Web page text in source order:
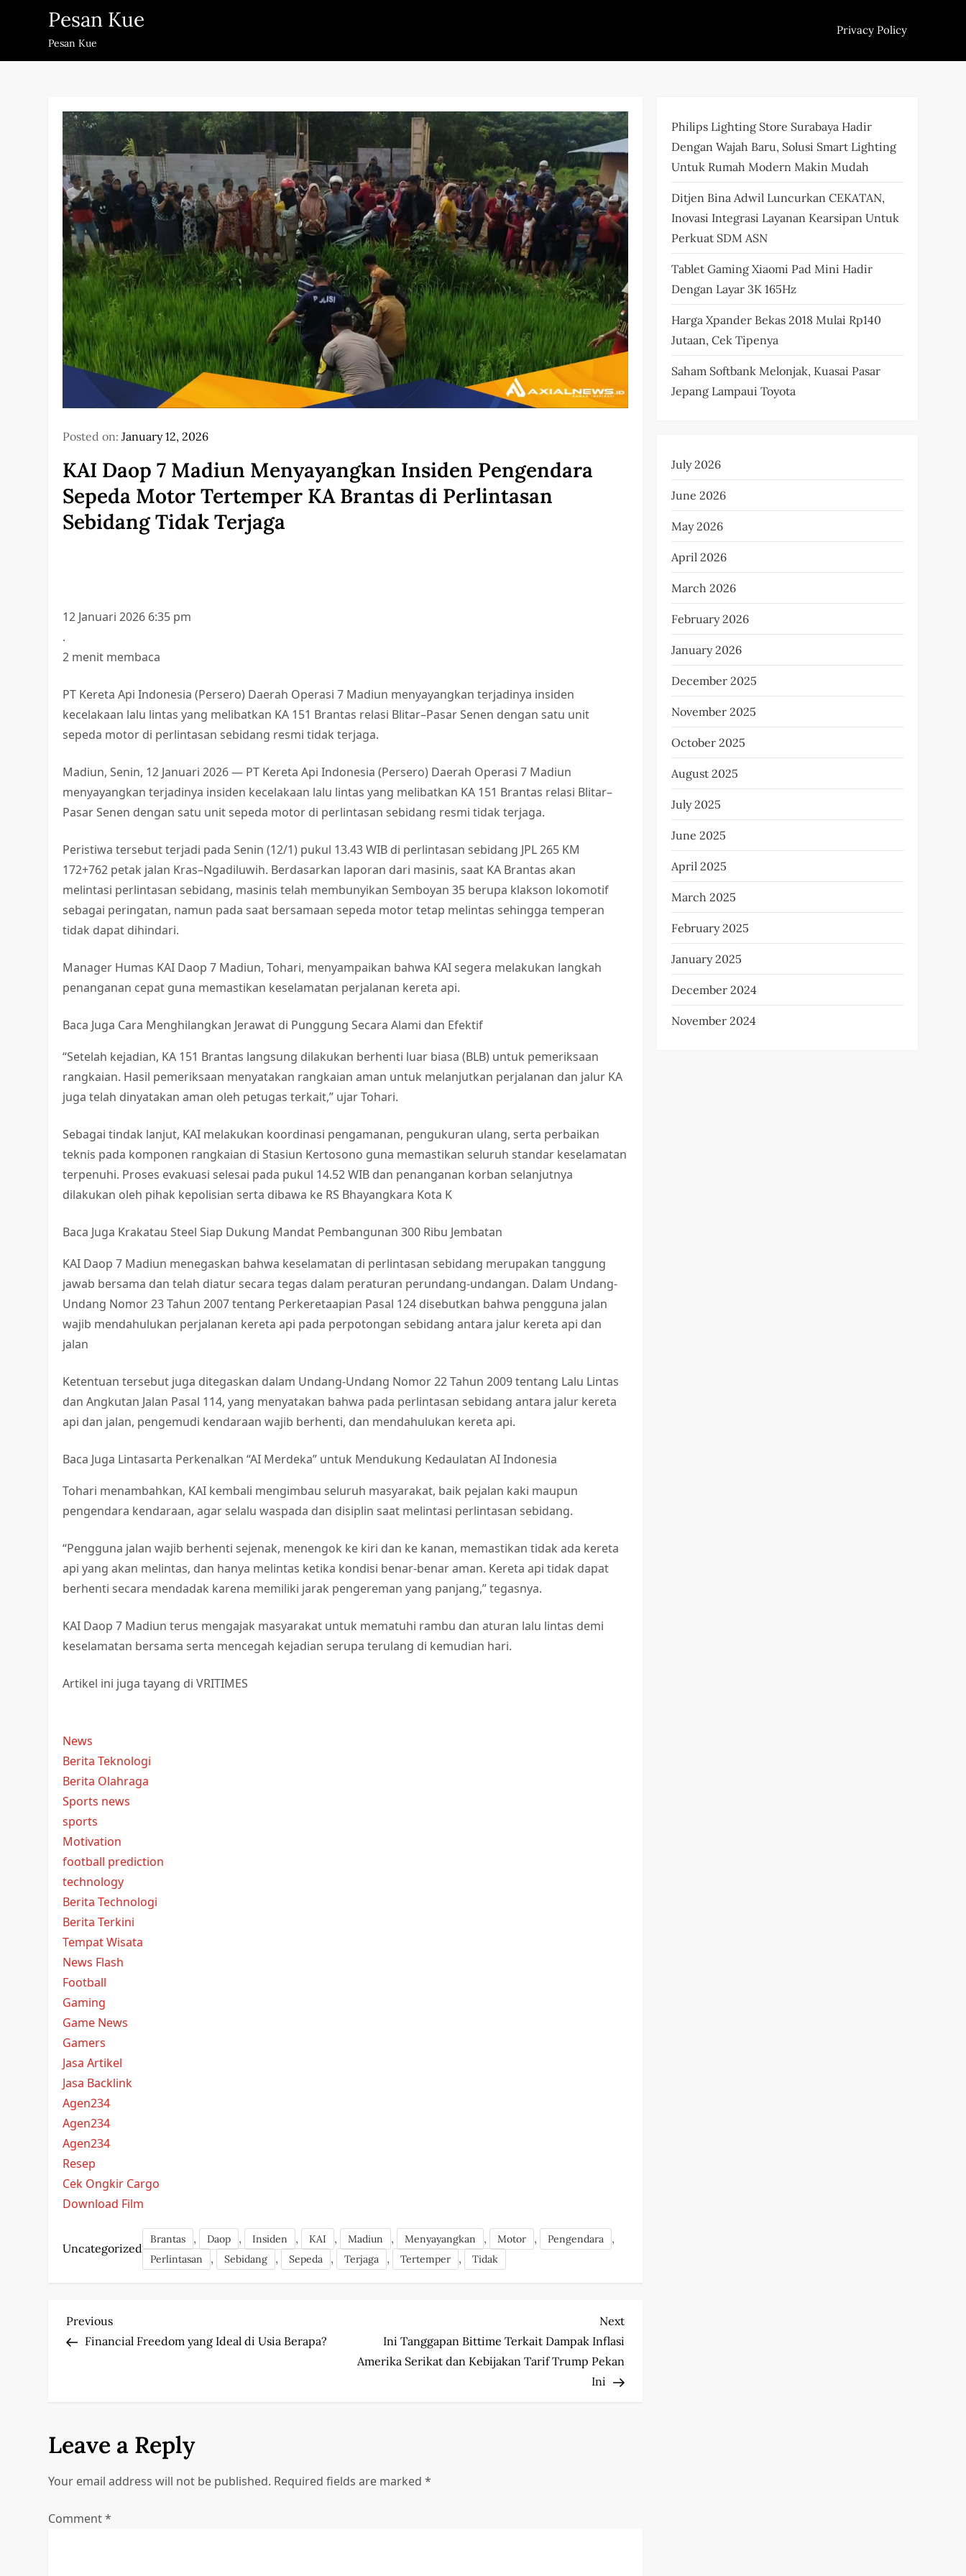
Pesan Kue
Pesan Kue
Privacy Policy
Posted on:January 12, 2026
KAI Daop 7 Madiun Menyayangkan Insiden Pengendara
Sepeda Motor Tertemper KA Brantas di Perlintasan
Sebidang Tidak Terjaga
12 Januari 2026 6:35 pm
.
2 menit membaca
PT Kereta Api Indonesia (Persero) Daerah Operasi 7 Madiun menyayangkan terjadinya insiden
kecelakaan lalu lintas yang melibatkan KA 151 Brantas relasi Blitar–Pasar Senen dengan satu unit
sepeda motor di perlintasan sebidang resmi tidak terjaga.
Madiun, Senin, 12 Januari 2026 — PT Kereta Api Indonesia (Persero) Daerah Operasi 7 Madiun
menyayangkan terjadinya insiden kecelakaan lalu lintas yang melibatkan KA 151 Brantas relasi Blitar–
Pasar Senen dengan satu unit sepeda motor di perlintasan sebidang resmi tidak terjaga.
Peristiwa tersebut terjadi pada Senin (12/1) pukul 13.43 WIB di perlintasan sebidang JPL 265 KM
172+762 petak jalan Kras–Ngadiluwih. Berdasarkan laporan dari masinis, saat KA Brantas akan
melintasi perlintasan sebidang, masinis telah membunyikan Semboyan 35 berupa klakson lokomotif
sebagai peringatan, namun pada saat bersamaan sepeda motor tetap melintas sehingga temperan
tidak dapat dihindari.
Manager Humas KAI Daop 7 Madiun, Tohari, menyampaikan bahwa KAI segera melakukan langkah
penanganan cepat guna memastikan keselamatan perjalanan kereta api.
Baca Juga Cara Menghilangkan Jerawat di Punggung Secara Alami dan Efektif
“Setelah kejadian, KA 151 Brantas langsung dilakukan berhenti luar biasa (BLB) untuk pemeriksaan
rangkaian. Hasil pemeriksaan menyatakan rangkaian aman untuk melanjutkan perjalanan dan jalur KA
juga telah dinyatakan aman oleh petugas terkait,” ujar Tohari.
Sebagai tindak lanjut, KAI melakukan koordinasi pengamanan, pengukuran ulang, serta perbaikan
teknis pada komponen rangkaian di Stasiun Kertosono guna memastikan seluruh standar keselamatan
terpenuhi. Proses evakuasi selesai pada pukul 14.52 WIB dan penanganan korban selanjutnya
dilakukan oleh pihak kepolisian serta dibawa ke RS Bhayangkara Kota K
Baca Juga Krakatau Steel Siap Dukung Mandat Pembangunan 300 Ribu Jembatan
KAI Daop 7 Madiun menegaskan bahwa keselamatan di perlintasan sebidang merupakan tanggung
jawab bersama dan telah diatur secara tegas dalam peraturan perundang-undangan. Dalam Undang-
Undang Nomor 23 Tahun 2007 tentang Perkeretaapian Pasal 124 disebutkan bahwa pengguna jalan
wajib mendahulukan perjalanan kereta api pada perpotongan sebidang antara jalur kereta api dan
jalan
Ketentuan tersebut juga ditegaskan dalam Undang-Undang Nomor 22 Tahun 2009 tentang Lalu Lintas
dan Angkutan Jalan Pasal 114, yang menyatakan bahwa pada perlintasan sebidang antara jalur kereta
api dan jalan, pengemudi kendaraan wajib berhenti, dan mendahulukan kereta api.
Baca Juga Lintasarta Perkenalkan “AI Merdeka” untuk Mendukung Kedaulatan AI Indonesia
Tohari menambahkan, KAI kembali mengimbau seluruh masyarakat, baik pejalan kaki maupun
pengendara kendaraan, agar selalu waspada dan disiplin saat melintasi perlintasan sebidang.
“Pengguna jalan wajib berhenti sejenak, menengok ke kiri dan ke kanan, memastikan tidak ada kereta
api yang akan melintas, dan hanya melintas ketika kondisi benar-benar aman. Kereta api tidak dapat
berhenti secara mendadak karena memiliki jarak pengereman yang panjang,” tegasnya.
KAI Daop 7 Madiun terus mengajak masyarakat untuk mematuhi rambu dan aturan lalu lintas demi
keselamatan bersama serta mencegah kejadian serupa terulang di kemudian hari.
Artikel ini juga tayang di VRITIMES
News
Berita Teknologi
Berita Olahraga
Sports news
sports
Motivation
football prediction
technology
Berita Technologi
Berita Terkini
Tempat Wisata
News Flash
Football
Gaming
Game News
Gamers
Jasa Artikel
Jasa Backlink
Agen234
Agen234
Agen234
Resep
Cek Ongkir Cargo
Download Film
Uncategorized
Brantas , Daop , Insiden , KAI , Madiun , Menyayangkan , Motor , Pengendara ,
Perlintasan , Sebidang , Sepeda , Terjaga , Tertemper , Tidak
P
o
n
a
v
Previous
Post
Previous
Financial Freedom yang Ideal di Usia Berapa?
Next
Next
Ini Tanggapan Bittime Terkait Dampak Inflasi
Amerika Serikat dan Kebijakan Tarif Trump Pekan
Ini
Leave a Reply
Your email address will not be published. Required fields are marked*
Comment*
Philips Lighting Store Surabaya Hadir
Dengan Wajah Baru, Solusi Smart Lighting
Untuk Rumah Modern Makin Mudah
Ditjen Bina Adwil Luncurkan CEKATAN,
Inovasi Integrasi Layanan Kearsipan Untuk
Perkuat SDM ASN
Tablet Gaming Xiaomi Pad Mini Hadir
Dengan Layar 3K 165Hz
Harga Xpander Bekas 2018 Mulai Rp140
Jutaan, Cek Tipenya
Saham Softbank Melonjak, Kuasai Pasar
Jepang Lampaui Toyota
July 2026
June 2026
May 2026
April 2026
March 2026
February 2026
January 2026
December 2025
November 2025
October 2025
August 2025
July 2025
June 2025
April 2025
March 2025
February 2025
January 2025
December 2024
November 2024